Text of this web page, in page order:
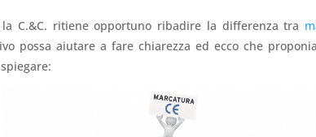
C.&C. ritiene opportuno ribadire la differenza tra
possa aiutare a fare chiarezza ed ecco che